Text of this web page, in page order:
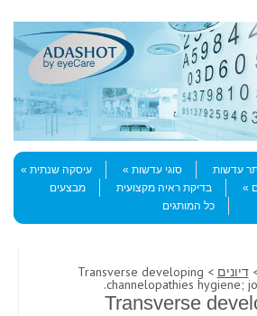
עדשות סוגי עדשות
עיסקה שנתית
בדיקת ראיה מקצועית
מבצעים
כל המותגים
דיונים > Transverse developing
channelopathies hygiene;
Transverse